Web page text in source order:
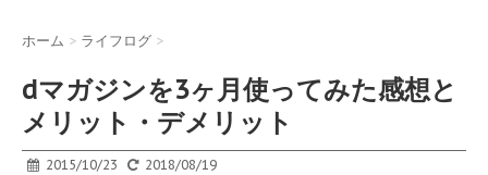
ホーム > ライフログ >
dマガジンを3ヶ月使ってみた感想と
メリット・デメリット
2015/10/23 2018/08/19